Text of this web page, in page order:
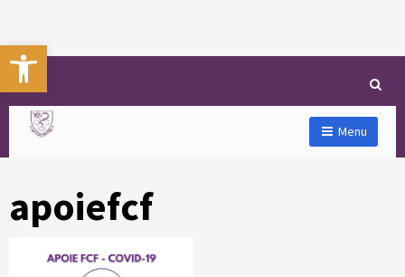
Abrir a barra de ferramentas
Menu
apoiefcf